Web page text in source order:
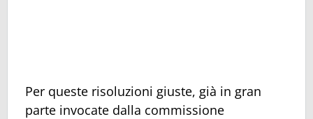
Per queste risoluzioni giuste, già in gran
parte invocate dalla commissione